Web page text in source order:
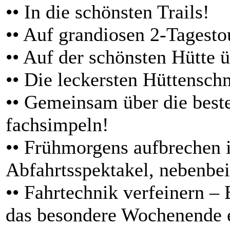
•• In die schönsten Trails!
•• Auf grandiosen 2-
•• Auf der schönsten Hütte
•• Die leckersten
•• Gemeinsam über die
fachsimpeln!
•• Frühmorgens
Abfahrtsspektakel, nebenbei
•• Fahrtechnik verfeinern –
das besondere